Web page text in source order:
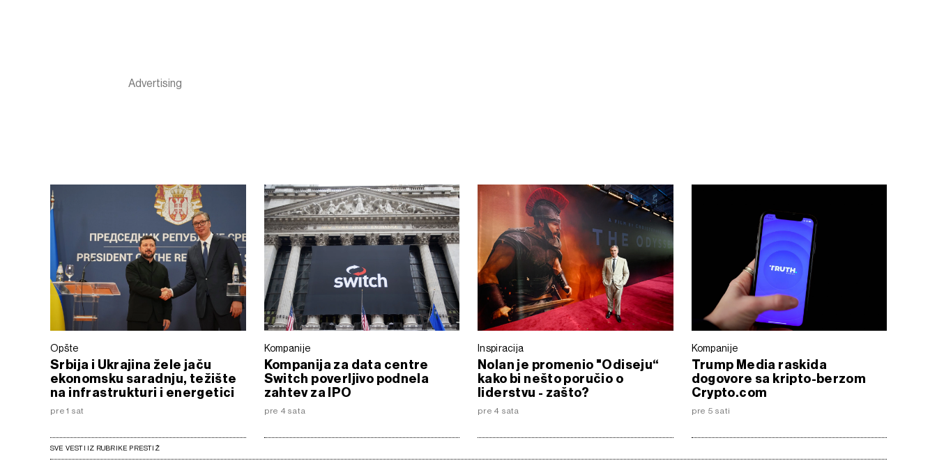
Opšte
Srbija i Ukrajina žele jaču
ekonomsku saradnju, težište
na infrastrukturi i energetici
pre 1 sat
Kompanije
Kompanija za data centre
Switch poverljivo podnela
zahtev za IPO
pre 4 sata
Inspiracija
Nolan je promenio "Odiseju“
kako bi nešto poručio o
liderstvu - zašto?
pre 4 sata
Kompanije
Trump Media raskida
dogovore sa kripto-berzom
Crypto.com
pre 5 sati
SVE VESTI IZ RUBRIKE PRESTIŽ